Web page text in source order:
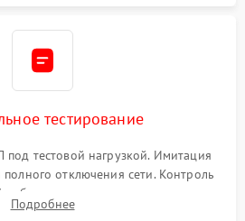
тестирование
тестовой нагрузкой. Имитация
отключения сети. Контроль
работы, температурного режима и
формы выходного сигнала.
Подробнее